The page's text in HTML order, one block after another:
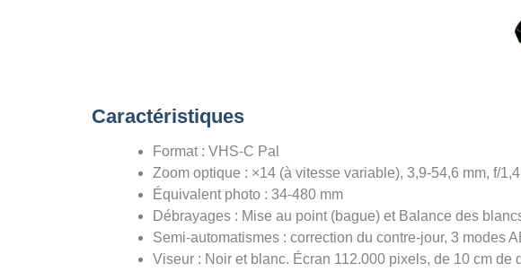
Caractéristiques
Format : VHS-C Pal
Zoom optique : ×14 (à vitesse variable), 3,9-54,6 mm, f/1,4
Équivalent photo : 34-480 mm
Débrayages : Mise au point (bague) et Balance des
Semi-automatismes : correction du contre-jour, 3 modes
Viseur : Noir et blanc. Écran 112.000 pixels, de 10 cm de